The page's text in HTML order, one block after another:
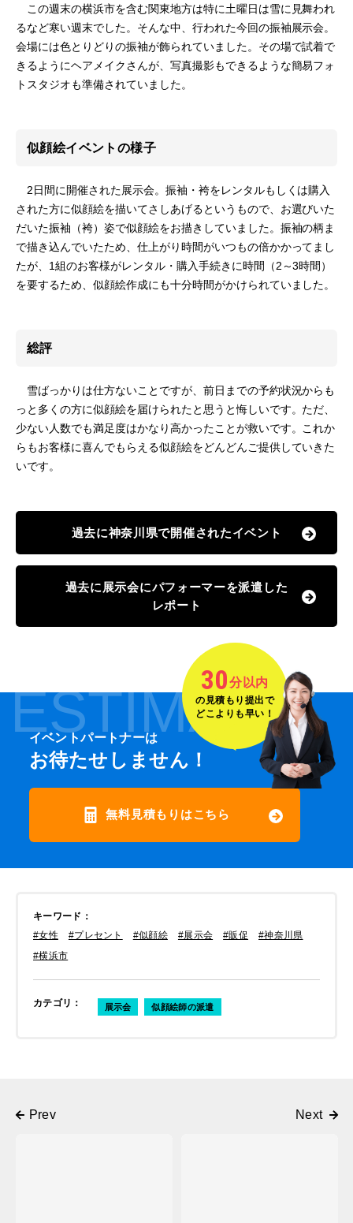
この週末の横浜市を含む関東地方は特に土曜日は雪に見舞われ
るなど寒い週末でした。そんな中、行われた今回の振袖展示会。
会場には色とりどりの振袖が飾られていました。その場で試着で
きるようにヘアメイクさんが、写真撮影もできるような簡易フォ
トスタジオも準備されていました。
似顔絵イベントの様子
2日間に開催された展示会。振袖・袴をレンタルもしくは購入
された方に似顔絵を描いてさしあげるというもので、お選びいた
だいた振袖（袴）姿で似顔絵をお描きしていました。振袖の柄ま
で描き込んでいたため、仕上がり時間がいつもの倍かかってまし
たが、1組のお客様がレンタル・購入手続きに時間（2～3時間）
を要するため、似顔絵作成にも十分時間がかけられていました。
総評
雪ばっかりは仕方ないことですが、前日までの予約状況からも
っと多くの方に似顔絵を届けられたと思うと悔しいです。ただ、
少ない人数でも満足度はかなり高かったことが救いです。これか
らもお客様に喜んでもらえる似顔絵をどんどんご提供していきた
いです。
過去に神奈川県で開催されたイベント
過去に展示会にパフォーマーを派遣した
レポート
ESTIMATE
イベントパートナーは
お待たせしません！
無料見積もりはこちら
30分以内
の見積もり提出で
どこよりも早い！
キーワード ：
#女性
#プレセント #似顔絵 #展示会 #販促
#神奈川県
#横浜市
カテゴリ ： 展示会 似顔絵師の派遣